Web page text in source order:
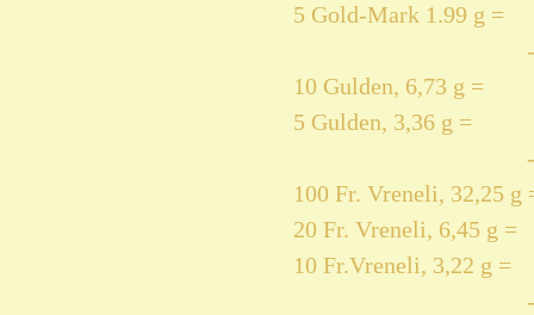
5 Gold-Mark 1.99 g =
10 Gulden, 6,73 g =
5 Gulden, 3,36 g =
100 Fr. Vreneli, 32,25 g
20 Fr. Vreneli, 6,45 g =
10 Fr.Vreneli, 3,22 g =